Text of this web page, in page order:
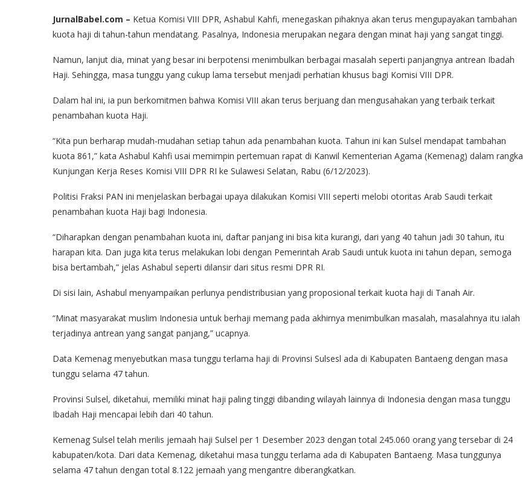
JurnalBabel.com – Ketua Komisi VIII DPR, Ashabul Kahfi, menegaskan pihaknya akan terus mengupayakan tambahan
kuota haji di tahun-tahun mendatang. Pasalnya, Indonesia merupakan negara dengan minat haji yang sangat tinggi.
Namun, lanjut dia, minat yang besar ini berpotensi menimbulkan berbagai masalah seperti panjangnya antrean Ibadah
Haji. Sehingga, masa tunggu yang cukup lama tersebut menjadi perhatian khusus bagi Komisi VIII DPR.
Dalam hal ini, ia pun berkomitmen bahwa Komisi VIII akan terus berjuang dan mengusahakan yang terbaik terkait
penambahan kuota Haji.
“Kita pun berharap mudah-mudahan setiap tahun ada penambahan kuota. Tahun ini kan Sulsel mendapat tambahan
kuota 861,” kata Ashabul Kahfi usai memimpin pertemuan rapat di Kanwil Kementerian Agama (Kemenag) dalam rangka
Kunjungan Kerja Reses Komisi VIII DPR RI ke Sulawesi Selatan, Rabu (6/12/2023).
Politisi Fraksi PAN ini menjelaskan berbagai upaya dilakukan Komisi VIII seperti melobi otoritas Arab Saudi terkait
penambahan kuota Haji bagi Indonesia.
“Diharapkan dengan penambahan kuota ini, daftar panjang ini bisa kita kurangi, dari yang 40 tahun jadi 30 tahun, itu
harapan kita. Dan juga kita terus melakukan lobi dengan Pemerintah Arab Saudi untuk kuota ini tahun depan, semoga
bisa bertambah,” jelas Ashabul seperti dilansir dari situs resmi DPR RI.
Di sisi lain, Ashabul menyampaikan perlunya pendistribusian yang proposional terkait kuota haji di Tanah Air.
“Minat masyarakat muslim Indonesia untuk berhaji memang pada akhirnya menimbulkan masalah, masalahnya itu ialah
terjadinya antrean yang sangat panjang,” ucapnya.
Data Kemenag menyebutkan masa tunggu terlama haji di Provinsi Sulsesl ada di Kabupaten Bantaeng dengan masa
tunggu selama 47 tahun.
Provinsi Sulsel, diketahui, memiliki minat haji paling tinggi dibanding wilayah lainnya di Indonesia dengan masa tunggu
Ibadah Haji mencapai lebih dari 40 tahun.
Kemenag Sulsel telah merilis jemaah haji Sulsel per 1 Desember 2023 dengan total 245.060 orang yang tersebar di 24
kabupaten/kota. Dari data Kemenag, diketahui masa tunggu terlama ada di Kabupaten Bantaeng. Masa tunggunya
selama 47 tahun dengan total 8.122 jemaah yang mengantre diberangkatkan.